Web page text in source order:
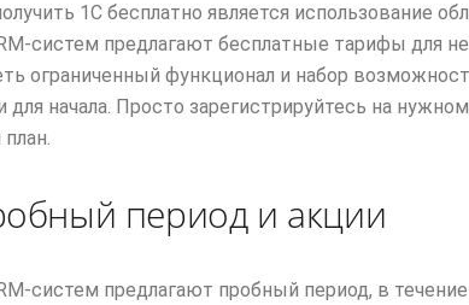
1С бесплатно является использование
систем предлагают бесплатные тарифы для
ограниченный функционал и набор
начала. Просто зарегистрируйтесь на
период и акции
систем предлагают пробный период, в